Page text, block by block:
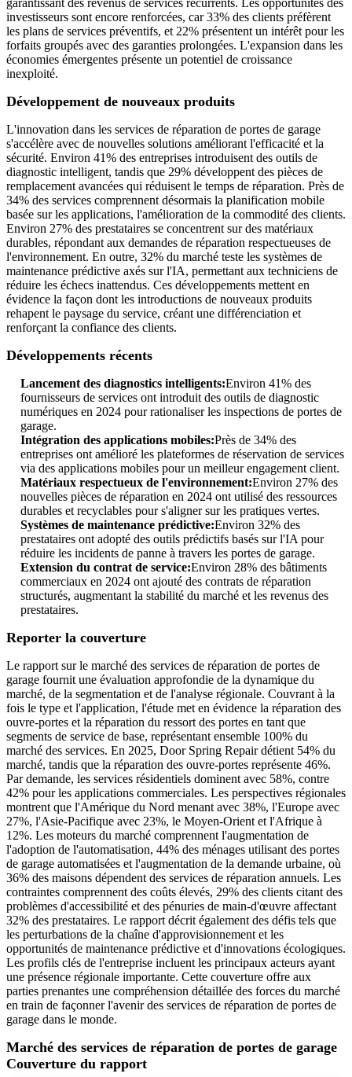
garantissant des revenus de services récurrents. Les opportunités des
investisseurs sont encore renforcées, car 33% des clients préfèrent
les plans de services préventifs, et 22% présentent un intérêt pour les
forfaits groupés avec des garanties prolongées. L'expansion dans les
économies émergentes présente un potentiel de croissance
inexploité.
Développement de nouveaux produits
L'innovation dans les services de réparation de portes de garage
s'accélère avec de nouvelles solutions améliorant l'efficacité et la
sécurité. Environ 41% des entreprises introduisent des outils de
diagnostic intelligent, tandis que 29% développent des pièces de
remplacement avancées qui réduisent le temps de réparation. Près de
34% des services comprennent désormais la planification mobile
basée sur les applications, l'amélioration de la commodité des clients.
Environ 27% des prestataires se concentrent sur des matériaux
durables, répondant aux demandes de réparation respectueuses de
l'environnement. En outre, 32% du marché teste les systèmes de
maintenance prédictive axés sur l'IA, permettant aux techniciens de
réduire les échecs inattendus. Ces développements mettent en
évidence la façon dont les introductions de nouveaux produits
rehapent le paysage du service, créant une différenciation et
renforçant la confiance des clients.
Développements récents
Lancement des diagnostics intelligents:Environ 41% des
fournisseurs de services ont introduit des outils de diagnostic
numériques en 2024 pour rationaliser les inspections de portes de
garage.
Intégration des applications mobiles:Près de 34% des
entreprises ont amélioré les plateformes de réservation de services
via des applications mobiles pour un meilleur engagement client.
Matériaux respectueux de l'environnement:Environ 27% des
nouvelles pièces de réparation en 2024 ont utilisé des ressources
durables et recyclables pour s'aligner sur les pratiques vertes.
Systèmes de maintenance prédictive:Environ 32% des
prestataires ont adopté des outils prédictifs basés sur l'IA pour
réduire les incidents de panne à travers les portes de garage.
Extension du contrat de service:Environ 28% des bâtiments
commerciaux en 2024 ont ajouté des contrats de réparation
structurés, augmentant la stabilité du marché et les revenus des
prestataires.
Reporter la couverture
Le rapport sur le marché des services de réparation de portes de
garage fournit une évaluation approfondie de la dynamique du
marché, de la segmentation et de l'analyse régionale. Couvrant à la
fois le type et l'application, l'étude met en évidence la réparation des
ouvre-portes et la réparation du ressort des portes en tant que
segments de service de base, représentant ensemble 100% du
marché des services. En 2025, Door Spring Repair détient 54% du
marché, tandis que la réparation des ouvre-portes représente 46%.
Par demande, les services résidentiels dominent avec 58%, contre
42% pour les applications commerciales. Les perspectives régionales
montrent que l'Amérique du Nord menant avec 38%, l'Europe avec
27%, l'Asie-Pacifique avec 23%, le Moyen-Orient et l'Afrique à
12%. Les moteurs du marché comprennent l'augmentation de
l'adoption de l'automatisation, 44% des ménages utilisant des portes
de garage automatisées et l'augmentation de la demande urbaine, où
36% des maisons dépendent des services de réparation annuels. Les
contraintes comprennent des coûts élevés, 29% des clients citant des
problèmes d'accessibilité et des pénuries de main-d'œuvre affectant
32% des prestataires. Le rapport décrit également des défis tels que
les perturbations de la chaîne d'approvisionnement et les
opportunités de maintenance prédictive et d'innovations écologiques.
Les profils clés de l'entreprise incluent les principaux acteurs ayant
une présence régionale importante. Cette couverture offre aux
parties prenantes une compréhension détaillée des forces du marché
en train de façonner l'avenir des services de réparation de portes de
garage dans le monde.
Marché des services de réparation de portes de garage
Couverture du rapport